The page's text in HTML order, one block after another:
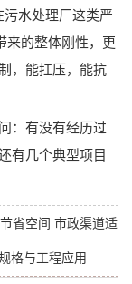
污水处理厂这类严
来的整体刚性，更
，能扛压，能抗
：有没有经历过
有几个典型项目
省空间 市政渠道适
格与工程应用